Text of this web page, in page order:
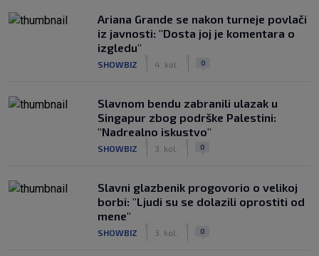
Ariana Grande se nakon turneje povlači
iz javnosti: "Dosta joj je komentara o
izgledu"
SHOWBIZ 4. kol. 0
Slavnom bendu zabranili ulazak u
Singapur zbog podrške Palestini:
"Nadrealno iskustvo"
SHOWBIZ 3. kol. 0
Slavni glazbenik progovorio o velikoj
borbi: "Ljudi su se dolazili oprostiti od
mene"
SHOWBIZ 3. kol. 0